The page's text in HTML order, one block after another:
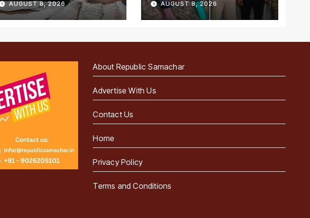
AUGUST 8, 2026 AUGUST 8, 2026
About Republic Samachar
Advertise With Us
Contact Us
Home
Privacy Policy
Terms and Conditions